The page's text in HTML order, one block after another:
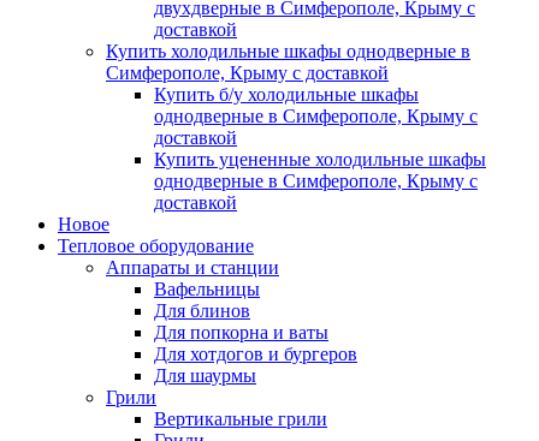
двухдверные в Симферополе, Крыму с
доставкой
Купить холодильные шкафы однодверные в
Симферополе, Крыму с доставкой
Купить б/у холодильные шкафы
однодверные в Симферополе, Крыму с
доставкой
Купить уцененные холодильные шкафы
однодверные в Симферополе, Крыму с
доставкой
Новое
Тепловое оборудование
Аппараты и станции
Вафельницы
Для блинов
Для попкорна и ваты
Для хотдогов и бургеров
Для шаурмы
Грили
Вертикальные грили